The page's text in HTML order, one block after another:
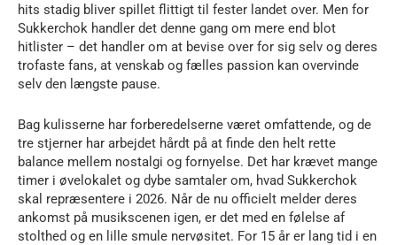
hits stadig bliver spillet flittigt til fester landet over. Men for
Sukkerchok handler det denne gang om mere end blot
hitlister – det handler om at bevise over for sig selv og deres
trofaste fans, at venskab og fælles passion kan overvinde
selv den længste pause.
Bag kulisserne har forberedelserne været omfattende, og de
tre stjerner har arbejdet hårdt på at finde den helt rette
balance mellem nostalgi og fornyelse. Det har krævet mange
timer i øvelokalet og dybe samtaler om, hvad Sukkerchok
skal repræsentere i 2026. Når de nu officielt melder deres
ankomst på musikscenen igen, er det med en følelse af
stolthed og en lille smule nervøsitet. For 15 år er lang tid i en